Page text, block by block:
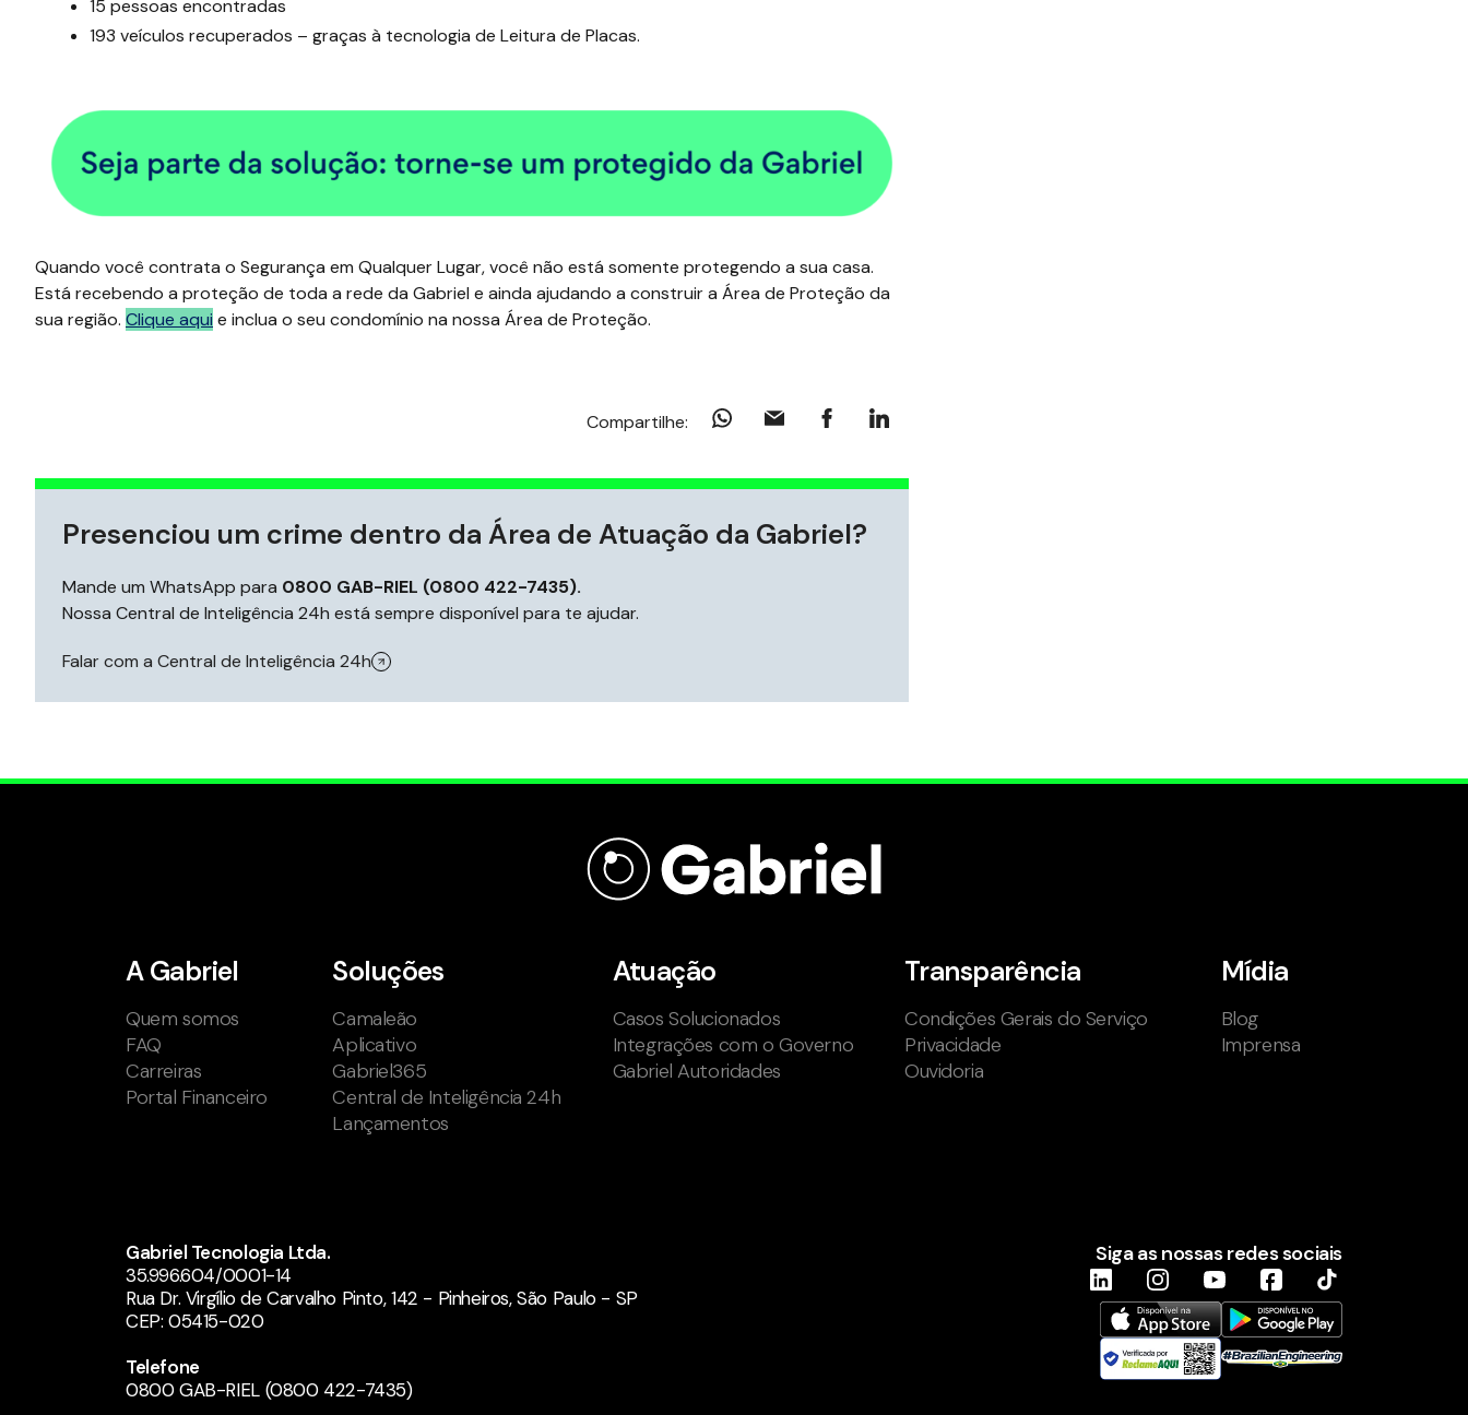
15 pessoas encontradas
193 veículos recuperados – graças à tecnologia de Leitura de Placas.
Quando você contrata o Segurança em Qualquer Lugar, você não está somente protegendo a sua casa.
Está recebendo a proteção de toda a rede da Gabriel e ainda ajudando a construir a Área de Proteção da
sua região. Clique aqui e inclua o seu condomínio na nossa Área de Proteção.
Compartilhe:
Presenciou um crime dentro da Área de Atuação da Gabriel?
Mande um WhatsApp para 0800 GAB-RIEL (0800 422-7435).
Nossa Central de Inteligência 24h está sempre disponível para te ajudar.
Falar com a Central de Inteligência 24h
A Gabriel
Quem somos
FAQ
Carreiras
Portal Financeiro
Soluções
Camaleão
Aplicativo
Gabriel365
Central de Inteligência 24h
Lançamentos
Atuação
Casos Solucionados
Integrações com o Governo
Gabriel Autoridades
Transparência
Condições Gerais do Serviço
Privacidade
Ouvidoria
Mídia
Blog
Imprensa
Gabriel Tecnologia Ltda.
35.996.604/0001-14
Rua Dr. Virgílio de Carvalho Pinto, 142 - Pinheiros, São Paulo - SP
CEP: 05415-020
Telefone
0800 GAB-RIEL (0800 422-7435)
Siga as nossas redes sociais